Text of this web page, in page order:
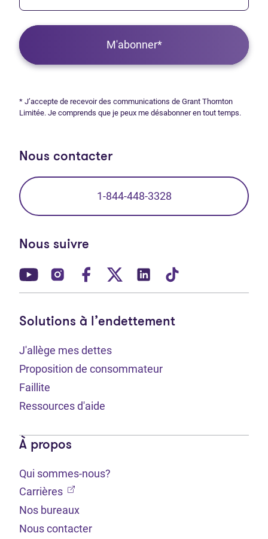
M'abonner*
* J’accepte de recevoir des communications de Grant Thornton
Limitée. Je comprends que je peux me désabonner en tout temps.
Nous contacter
1-844-448-3328
Nous suivre
(Ouvre dans un nouvel onglet)
(Ouvre dans un nouvel onglet)
(Ouvre dans un nouvel onglet)
(Ouvre dans un nouvel
(Ouvre dans un
Solutions à l’endettement
J'allège mes dettes
Proposition de consommateur
Faillite
Ressources d'aide
À propos
Qui sommes-nous?
Carrières (Ouvre dans un nouvel onglet)
Nos bureaux
Nous contacter